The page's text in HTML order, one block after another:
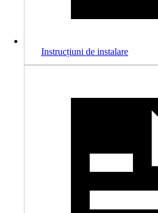
Instrucțiuni de instalare